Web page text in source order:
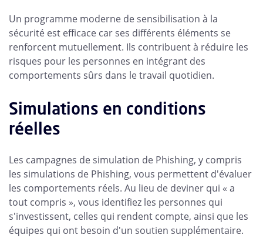
Un programme moderne de sensibilisation à la
sécurité est efficace car ses différents éléments se
renforcent mutuellement. Ils contribuent à réduire les
risques pour les personnes en intégrant des
comportements sûrs dans le travail quotidien.
Simulations en conditions
réelles
Les campagnes de simulation de Phishing, y compris
les simulations de Phishing, vous permettent d'évaluer
les comportements réels. Au lieu de deviner qui « a
tout compris », vous identifiez les personnes qui
s'investissent, celles qui rendent compte, ainsi que les
équipes qui ont besoin d'un soutien supplémentaire.